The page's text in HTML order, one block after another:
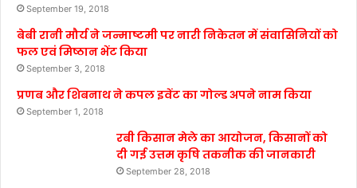
September 19, 2018
बेबी रानी मौर्य ने जन्माष्टमी पर नारी निकेतन में संवासिनियों को
फल एवं मिष्ठान भेंट किया
September 3, 2018
प्रणब और शिबनाथ ने कपल इवेंट का गोल्ड अपने नाम किया
September 1, 2018
रबी किसान मेले का आयोजन, किसानों को
दी गई उत्तम कृषि तकनीक की जानकारी
September 28, 2018